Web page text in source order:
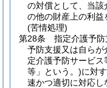
の対償として、当該
の他の財産上の利益
(苦情処理)
第28条
指定介護予
予防支援又は自ら
定介護予防サービス
等」という。)に対
速かつ適切に対応し